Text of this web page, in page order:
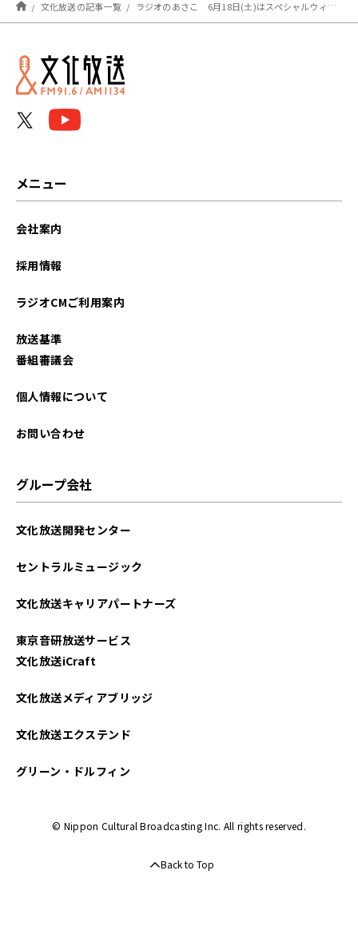
文化放送の記事一覧 ラジオのあさこ 6月18日(土)はスペシャルウィーク！『やっぱり名曲！』
メニュー
会社案内
採用情報
ラジオCMご利用案内
放送基準
番組審議会
個人情報について
お問い合わせ
グループ会社
文化放送開発センター
セントラルミュージック
文化放送キャリアパートナーズ
東京音研放送サービス
文化放送iCraft
文化放送メディアブリッジ
文化放送エクステンド
グリーン・ドルフィン
© Nippon Cultural Broadcasting Inc. All rights reserved.
Back to Top